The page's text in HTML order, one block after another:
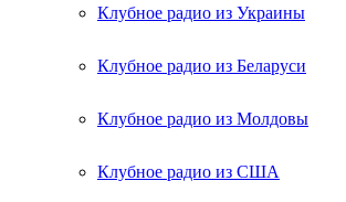
Клубное радио из Украины
Клубное радио из Беларуси
Клубное радио из Молдовы
Клубное радио из США